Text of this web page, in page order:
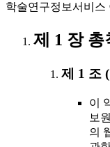
학술연구정보서비스
제 1 장 총
제 1 조
이
보
의